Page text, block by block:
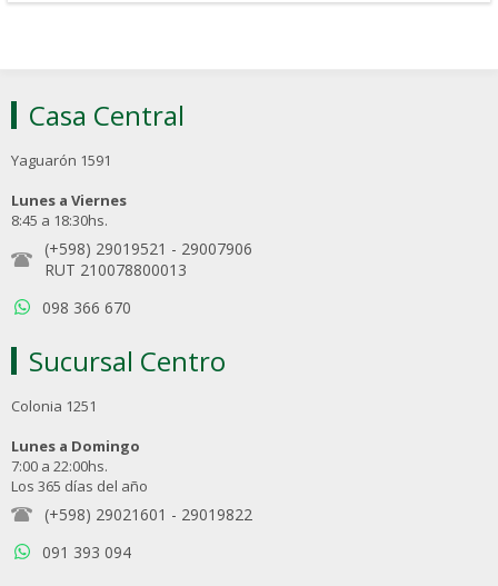
Casa Central
Yaguarón 1591
Lunes a Viernes
8:45 a 18:30hs.
(+598) 29019521 - 29007906
RUT 210078800013
098 366 670
Sucursal Centro
Colonia 1251
Lunes a Domingo
7:00 a 22:00hs.
Los 365 días del año
(+598) 29021601 - 29019822
091 393 094